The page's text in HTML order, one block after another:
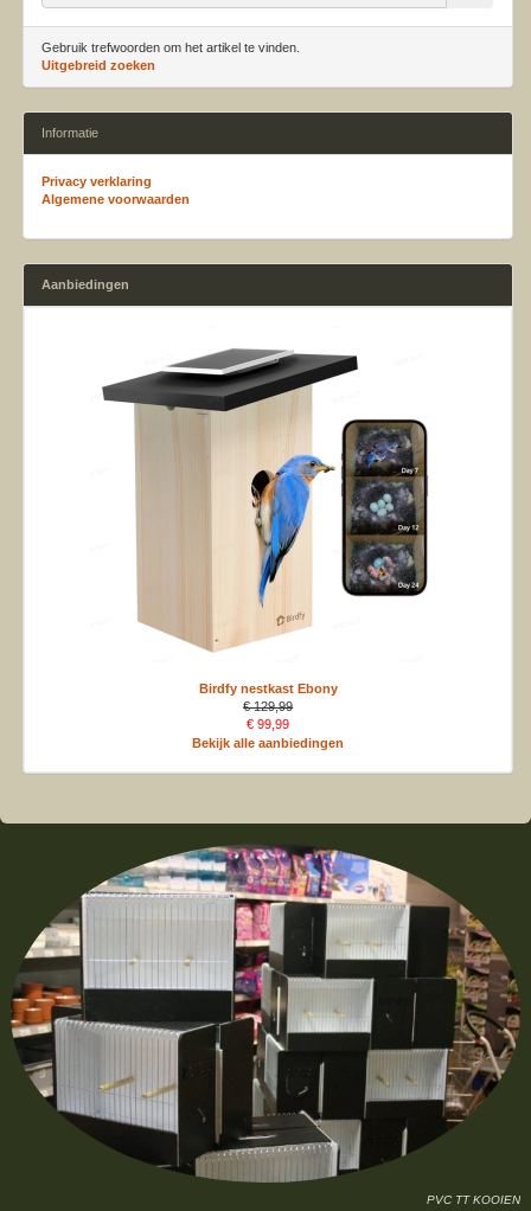
Gebruik trefwoorden om het artikel te vinden.
Uitgebreid zoeken
Informatie
Privacy verklaring
Algemene voorwaarden
Aanbiedingen
Birdfy nestkast Ebony
€ 129,99
€ 99,99
Bekijk alle aanbiedingen
PVC TT KOOIEN